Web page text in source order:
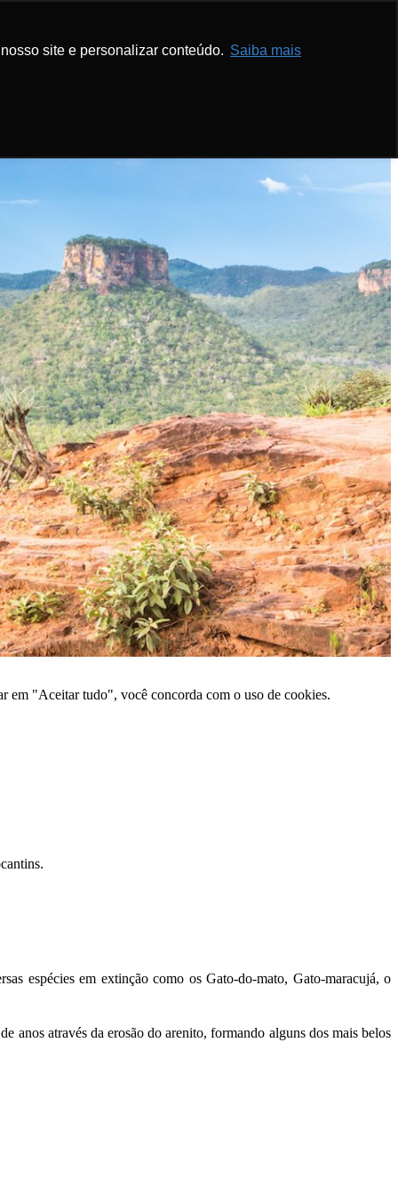
site e personalizar conteúdo. Saiba mais
em "Aceitar tudo", você concorda com o uso de cookies.
espécies em extinção como os Gato-do-mato, Gato-maracujá, o
anos através da erosão do arenito, formando alguns dos mais belos